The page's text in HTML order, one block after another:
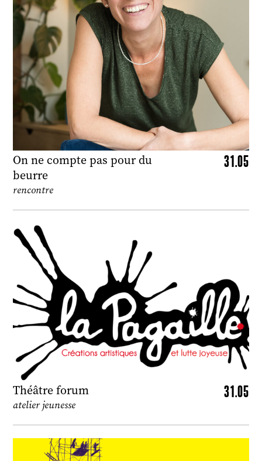
On ne compte pas pour du
beurre
31.05
rencontre
Théâtre forum 31.05
atelier jeunesse